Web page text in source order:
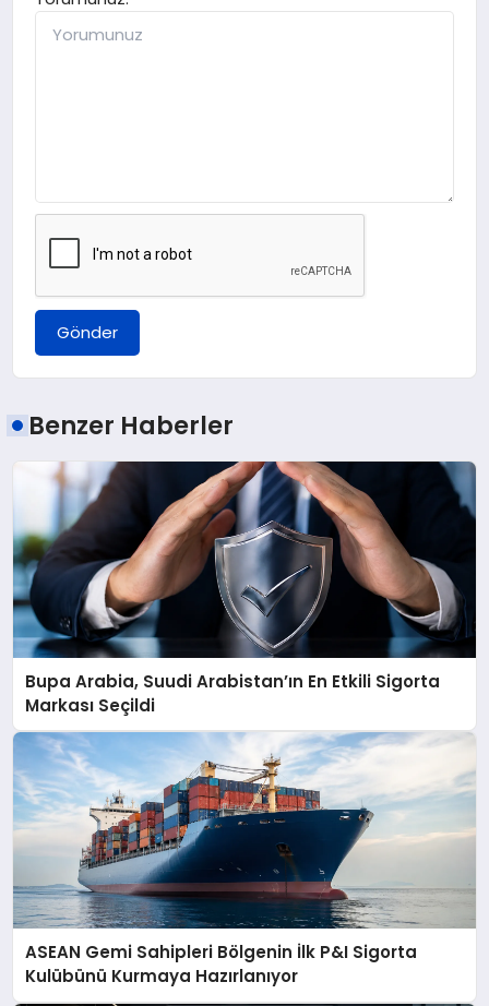
Gönder
Benzer Haberler
Bupa Arabia, Suudi Arabistan’ın En Etkili Sigorta
Markası Seçildi
ASEAN Gemi Sahipleri Bölgenin İlk P&I Sigorta
Kulübünü Kurmaya Hazırlanıyor